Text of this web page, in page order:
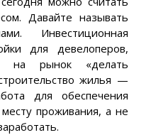
Давайте называть
Инвестиционная
для девелоперов,
на рынок «делать
жилья —
для обеспечения
проживания, а не